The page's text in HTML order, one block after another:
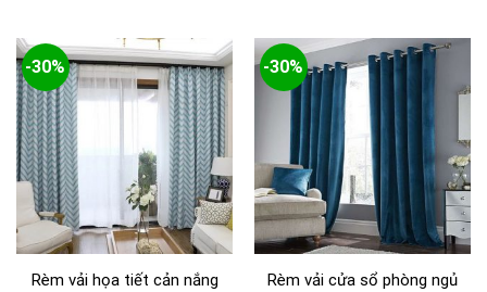
-30%
Rèm vải họa tiết cản nắng
-30%
Rèm vải cửa sổ phòng ngủ